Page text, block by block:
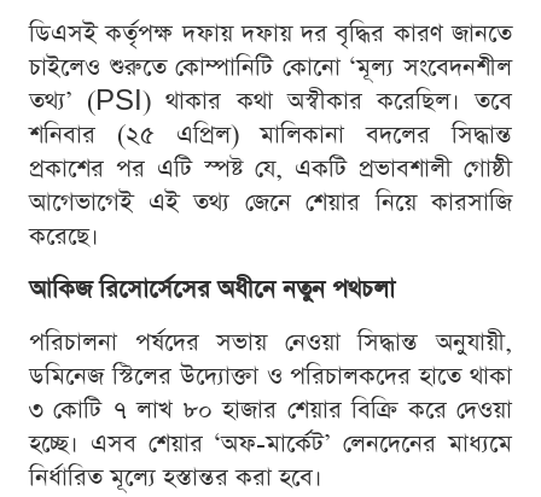
ডিএসই কর্তৃপক্ষ দফায় দফায় দর বৃদ্ধির কারণ জানতে
চাইলেও শুরুতে কোম্পানিটি কোনো ‘মূল্য সংবেদনশীল
তথ্য’ (PSI) থাকার কথা অস্বীকার করেছিল। তবে
শনিবার (২৫ এপ্রিল) মালিকানা বদলের সিদ্ধান্ত
প্রকাশের পর এটি স্পষ্ট যে, একটি প্রভাবশালী গোষ্ঠী
আগেভাগেই এই তথ্য জেনে শেয়ার নিয়ে কারসাজি
করেছে।
আকিজ রিসোর্সেসের অধীনে নতুন পথচলা
পরিচালনা পর্ষদের সভায় নেওয়া সিদ্ধান্ত অনুযায়ী,
ডমিনেজ স্টিলের উদ্যোক্তা ও পরিচালকদের হাতে থাকা
৩ কোটি ৭ লাখ ৮০ হাজার শেয়ার বিক্রি করে দেওয়া
হচ্ছে। এসব শেয়ার ‘অফ-মার্কেট’ লেনদেনের মাধ্যমে
নির্ধারিত মূল্যে হস্তান্তর করা হবে।